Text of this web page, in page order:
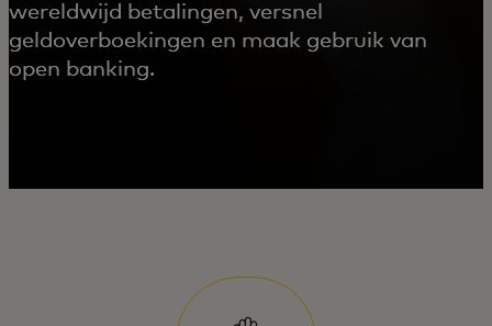
wereldwijd betalingen, versnel
geldoverboekingen en maak gebruik van
open banking.